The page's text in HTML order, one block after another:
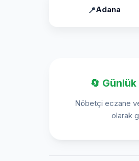
Adana
🔄
Nöbetçi eczane
olarak